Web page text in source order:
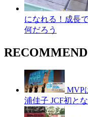
になれる！成長
何だろう
RECOMMEND
MVP
浦佳子 JCF初と